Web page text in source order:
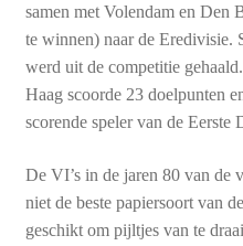
samen met Volendam en Den
te winnen) naar de
werd uit de competitie
Haag scoorde 23 doelpunten
scorende speler van de Eerste
De VI’s in de jaren 80 van de
niet de beste papiersoort van
geschikt om pijltjes van te